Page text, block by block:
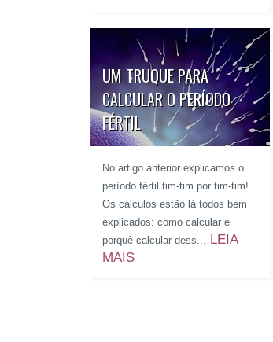
UM TRUQUE PARA
CALCULAR O PERÍODO
FÉRTIL
No artigo anterior explicamos o
período fértil tim-tim por tim-tim!
Os cálculos estão lá todos bem
explicados: como calcular e
porquê calcular dess...
LEIA
MAIS